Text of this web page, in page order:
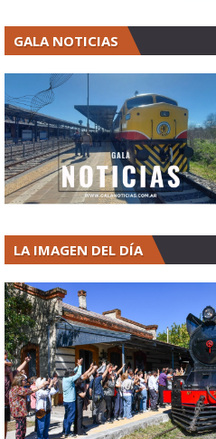
GALA NOTICIAS
LA IMAGEN DEL DÍA